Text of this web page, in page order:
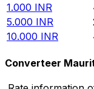
1.000 INR
5.000 INR
10.000 INR
Converteer